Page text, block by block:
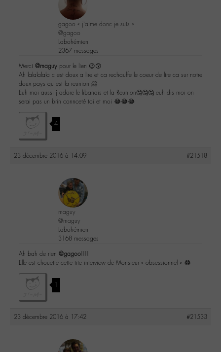
gagoo « j’aime donc je suis »
@gagoo
Labohémien
2367 messages
Merci @maguy pour le lien 😉😙
Ah lalalalala c est doux a lire et ca rechauffe le coeur de lire ca sur notre
doux pays qu est la reunion 🤗
Euh moi aussi j adore le libanais et la Reunion🤔🤔🤔 euh dis moi on
serai pas un brin connceté toi et moi 😂😂😂
4
23 décembre 2016 à 14:09 #21518
maguy
@maguy
Labohémien
3168 messages
Ah bah de rien @gagoo!!!!
Elle est chouette cette tite interview de Monsieur « obsessionnel » 😂
1
23 décembre 2016 à 17:42 #21533